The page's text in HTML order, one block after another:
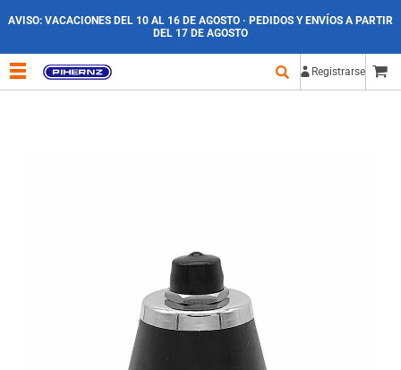
AVISO: VACACIONES DEL 10 AL 16 DE AGOSTO · PEDIDOS Y ENVÍOS A PARTIR
DEL 17 DE AGOSTO
Registrarse